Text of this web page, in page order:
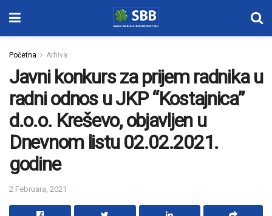
Početna Arhiva
Javni konkurs za prijem radnika u
radni odnos u JKP “Kostajnica”
d.o.o. Kreševo, objavljen u
Dnevnom listu 02.02.2021.
godine
2 Februara, 2021